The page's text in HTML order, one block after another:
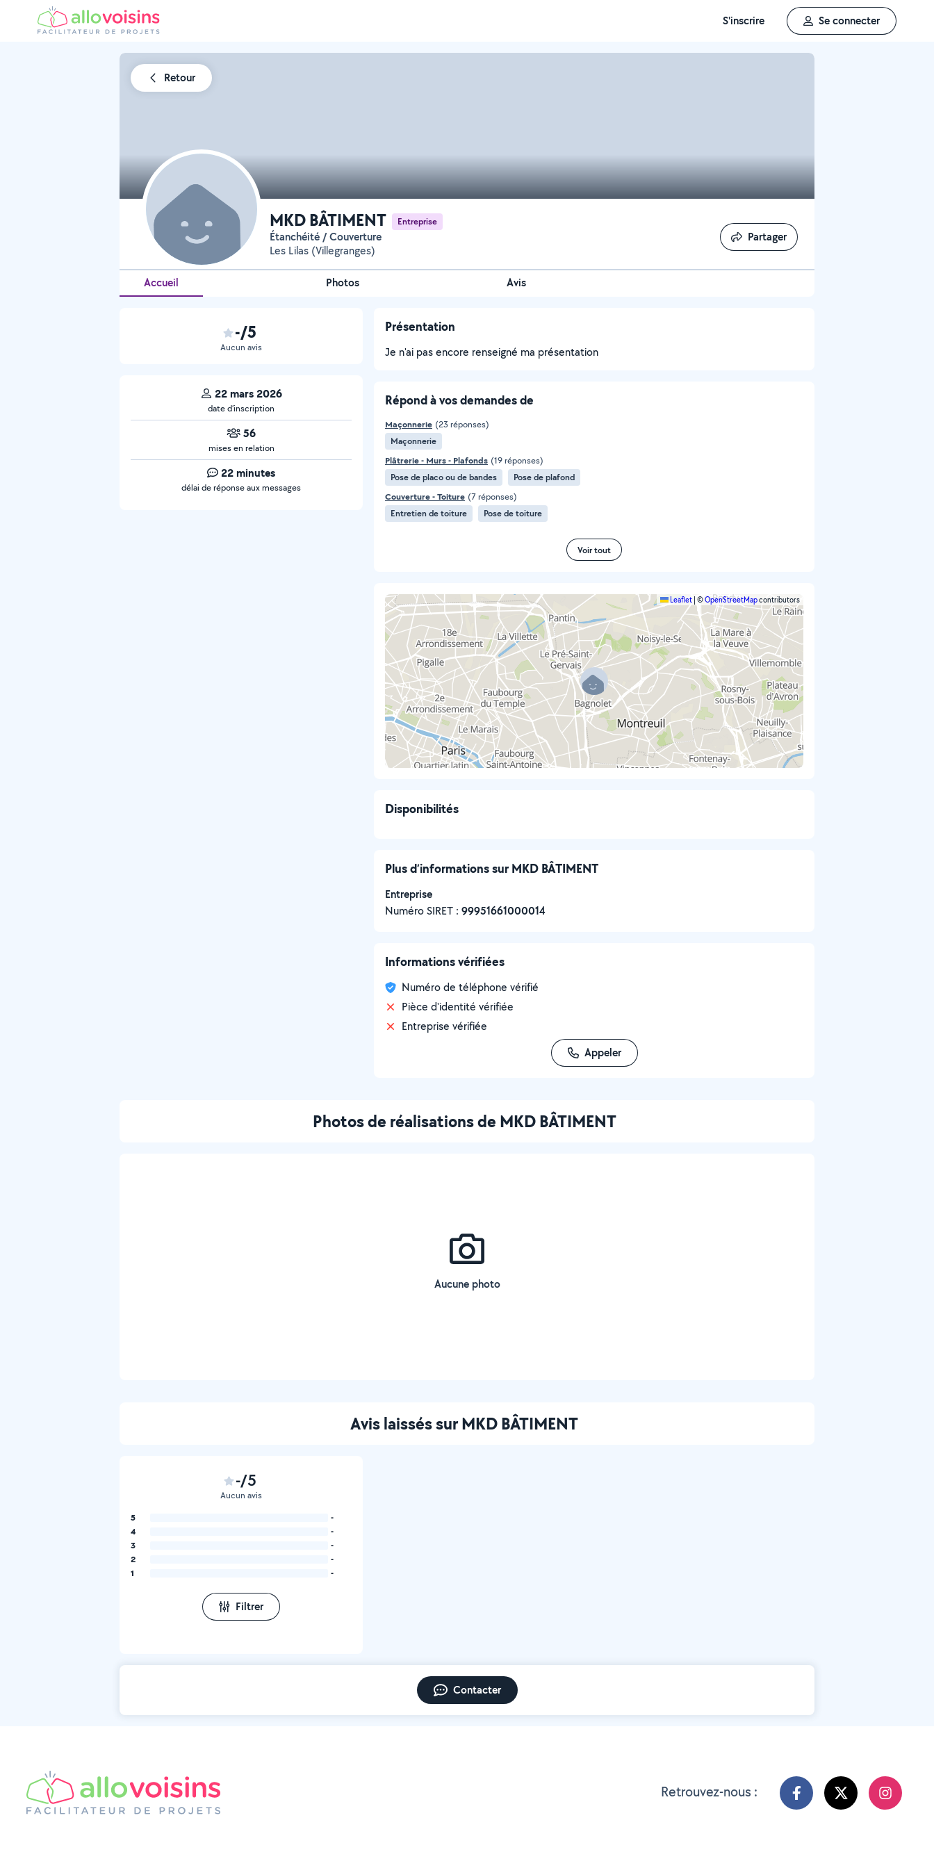
S'inscrire Se connecter
Retour
MKD BÂTIMENT Entreprise
Étanchéité / Couverture
Les Lilas (Villegranges)
Partager
Partager
Accueil Photos Avis
-/5
Aucun avis
22 mars 2026
date d’inscription
56
mises en relation
22 minutes
délai de réponse aux messages
Présentation
Je n'ai pas encore renseigné ma présentation
Répond à vos demandes de
Maçonnerie (23 réponses)
Maçonnerie
Plâtrerie - Murs - Plafonds (19 réponses)
Pose de placo ou de bandes
Pose de plafond
Couverture - Toiture (7 réponses)
Entretien de toiture
Pose de toiture
Voir tout
Leaflet ©OpenStreetMapcontributors
Disponibilités
Plus d’informations sur MKD BÂTIMENT
Entreprise
Numéro SIRET : ‍99951661000014
Informations vérifiées
Numéro de téléphone vérifié
Pièce d'identité vérifiée
Entreprise vérifiée
Appeler
Photos de réalisations de MKD BÂTIMENT
Aucune photo
Avis laissés sur MKD BÂTIMENT
-/5
Aucun avis
5
-
4
-
3
-
2
-
1
-
Filtrer
Contacter
Retrouvez-nous :